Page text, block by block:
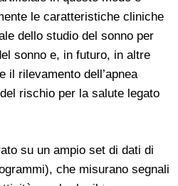
le caratteristiche cliniche
dello studio del sonno per
sonno e, in futuro, in altre
il rilevamento dell’apnea
rischio per la salute legato
su un ampio set di dati di
che misurano segnali